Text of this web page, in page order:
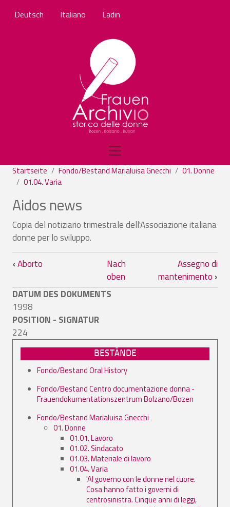
Deutsch Italiano Ladin
Startseite Fondo/Bestand Marialuisa Gnecchi
01. Donne
01.04. Varia
Aidos news
Copia del notiziario trimestrale dell'Associazione italiana
donne per lo sviluppo.
Links für das Blättern im Buch Aidos
‹Aborto
Nach
oben
Assegno di
mantenimento ›
DATUM DES DOKUMENTS
1998
POSITION - SIGNATUR
224
BESTÄNDE
Fondo/Bestand Oral History
Fondo/Bestand Centro documentazione donna -
Frauendokumentationszentrum Bolzano/Bozen
Fondo/Bestand Marialuisa Gnecchi
01. Donne
01.01. Lavoro
01.02. Sindacato
01.03. Materiale di lavoro
01.04. Varia
'Al governo con le donne nel cuore.
Cosa hanno fatto i governi di
centrosinistra. Cinque anni di leggi,